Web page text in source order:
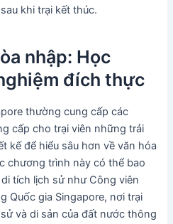
khi trại kết thúc.
nhập: Học
đích thực
thường cung cấp các
cấp cho trại viên những trải
kế để hiểu sâu hơn về văn hóa
chương trình này có thể bao
tích lịch sử như Công viên
Quốc gia Singapore, nơi trại
và di sản của đất nước thông